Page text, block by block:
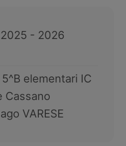
2025 - 2026
5^B elementari IC
Cassano
VARESE